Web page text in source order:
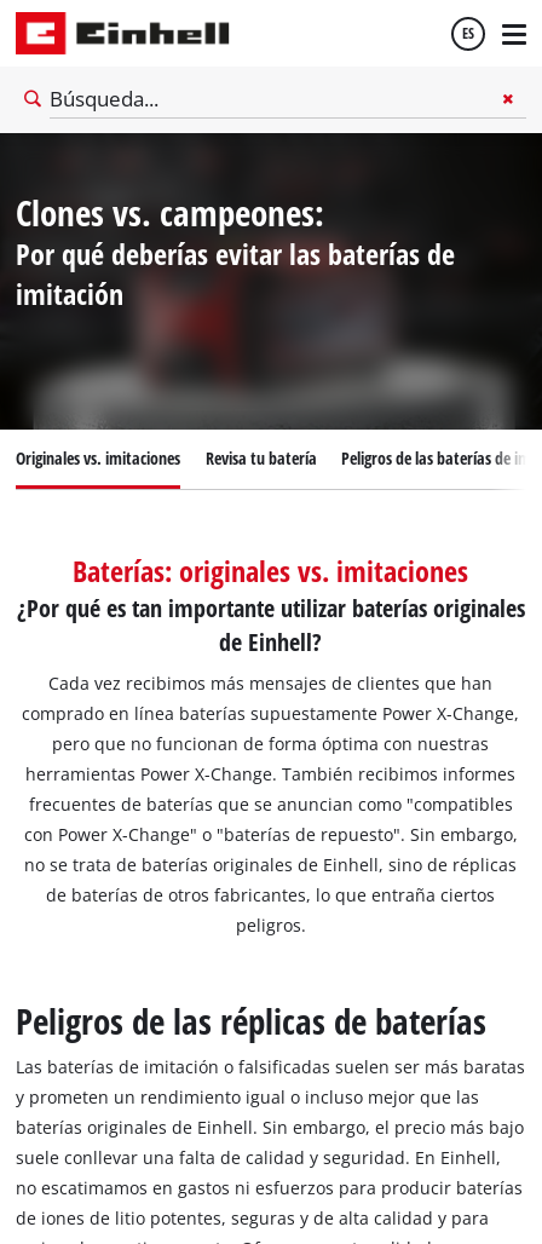
ES
English
Clones vs. campeones:
Por qué deberías evitar las baterías de
imitación
Originales vs. imitaciones Revisa tu batería Peligros de las baterías de
Baterías: originales vs. imitaciones
¿Por qué es tan importante utilizar baterías originales
de Einhell?
Cada vez recibimos más mensajes de clientes que han
comprado en línea baterías supuestamente Power X-Change,
pero que no funcionan de forma óptima con nuestras
herramientas Power X-Change. También recibimos informes
frecuentes de baterías que se anuncian como "compatibles
con Power X-Change" o "baterías de repuesto". Sin embargo,
no se trata de baterías originales de Einhell, sino de réplicas
de baterías de otros fabricantes, lo que entraña ciertos
peligros.
Peligros de las réplicas de baterías
Las baterías de imitación o falsificadas suelen ser más baratas
y prometen un rendimiento igual o incluso mejor que las
baterías originales de Einhell. Sin embargo, el precio más bajo
suele conllevar una falta de calidad y seguridad. En Einhell,
no escatimamos en gastos ni esfuerzos para producir baterías
de iones de litio potentes, seguras y de alta calidad y para